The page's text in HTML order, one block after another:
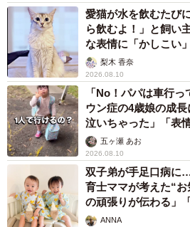
愛猫が水を飲むたび
ら飲むよ！」と飼い
な表情に「かしこい
梨木 香奈
2026.08.10
「No！パパは車行
ウン症の4歳娘の成
泣いちゃった」「表
五ヶ瀬 あお
2026.08.10
双子弟が手足口病に
育士ママが考えた“
の頑張りが伝わる」
ANNA